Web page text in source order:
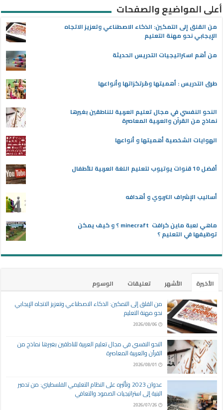
أعلى المواضيع والصفحات
من القلق إلى التمكين: الذكاء الاصطناعي وتعزيز الاتجاه
الإيجابي نحو مهنة التعليم
من أهم استراتيجيات التدريس الحديثة
طرق التدريس : أهميتها ومُرتكزاتها وأنواعها
النحو النفسي في مجال تعليم العربية للناطقين بغيرها
نماذج من القرآن والعربية المعاصرة
الهوايات الشخصية أهميتها و أنواعها
أفضل 10 قنوات يوتيوب لتعليم اللغة العربية للأطفال
أساليب الإشراف التربوي و أهدافه
ماهي لعبة ماين كرافت minecraft ؟ و كيف يمكن
توظيفها في التعليم ؟
الأخيرة الأشهر تعليقات
الوسوم
من القلق إلى التمكين: الذكاء الاصطناعي وتعزيز الاتجاه الإيجابي
نحو مهنة التعليم
2026/08/06
النحو النفسي في مجال تعليم العربية للناطقين بغيرها نماذج من
القرآن والعربية المعاصرة
2026/08/01
عدوان 2023 وتأثيره على النظام التعليمي الفلسطيني: من تدمير
البنية إلى استراتيجيات الصمود والتعافي
2026/07/26